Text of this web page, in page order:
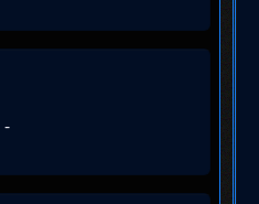
-